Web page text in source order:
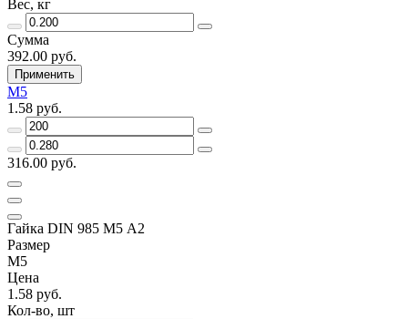
Вес, кг
Сумма
392.00 руб.
Применить
М5
1.58 руб.
316.00 руб.
Гайка DIN 985 М5 А2
Размер
М5
Цена
1.58 руб.
Кол-во, шт